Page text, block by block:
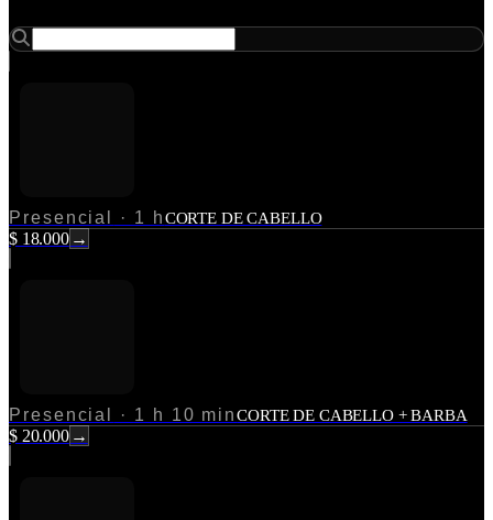
Presencial · 1 hCORTE DE CABELLO
$ 18.000 →
Presencial · 1 h 10 minCORTE DE CABELLO + BARBA
$ 20.000 →